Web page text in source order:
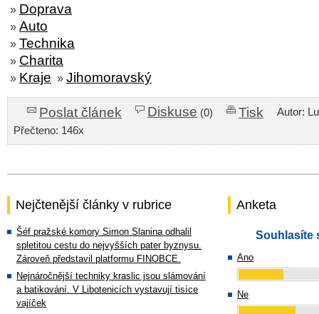
» Doprava
» Auto
» Technika
» Charita
» Kraje » Jihomoravský
Poslat článek Diskuse (0) Tisk
Autor:
Přečteno: 146x
Nejčtenější články v rubrice
Šéf pražské komory Simon Slanina odhalil
spletitou cestu do nejvyšších pater byznysu.
Zároveň představil platformu FINOBCE.
Nejnáročnější techniky kraslic jsou slámování
a batikování. V Libotenicích vystavují tisíce
vajíček
Anketa
Souhlasíte
Ano
Ne